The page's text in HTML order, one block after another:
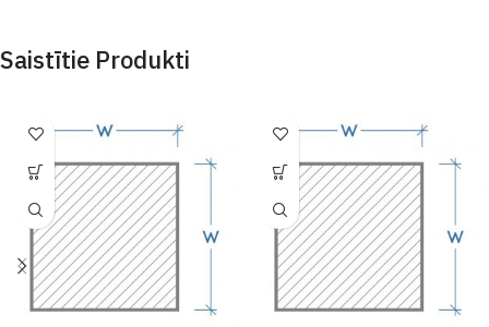
Saistītie Produkti